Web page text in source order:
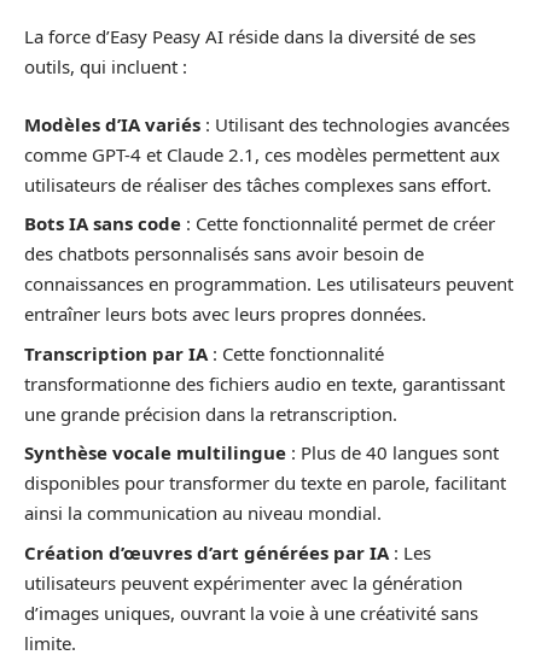
La force d’Easy Peasy AI réside dans la diversité de ses
outils, qui incluent :
Modèles d’IA variés : Utilisant des technologies avancées
comme GPT-4 et Claude 2.1, ces modèles permettent aux
utilisateurs de réaliser des tâches complexes sans effort.
Bots IA sans code : Cette fonctionnalité permet de créer
des chatbots personnalisés sans avoir besoin de
connaissances en programmation. Les utilisateurs peuvent
entraîner leurs bots avec leurs propres données.
Transcription par IA : Cette fonctionnalité
transformationne des fichiers audio en texte, garantissant
une grande précision dans la retranscription.
Synthèse vocale multilingue : Plus de 40 langues sont
disponibles pour transformer du texte en parole, facilitant
ainsi la communication au niveau mondial.
Création d’œuvres d’art générées par IA : Les
utilisateurs peuvent expérimenter avec la génération
d’images uniques, ouvrant la voie à une créativité sans
limite.